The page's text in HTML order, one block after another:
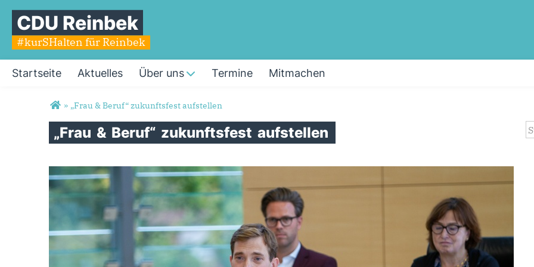
CDU Reinbek
#kurSHalten für Reinbek
Startseite Aktuelles Über uns Termine Mitmachen
Sie sind hier
» „Frau & Beruf“ zukunftsfest aufstellen
„Frau & Beruf“ zukunftsfest aufstellen